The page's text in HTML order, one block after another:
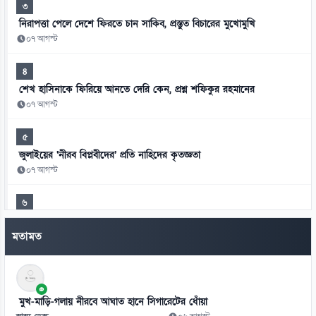
৩
নিরাপত্তা পেলে দেশে ফিরতে চান সাকিব, প্রস্তুত বিচারের মুখোমুখি
০৭ আগস্ট
৪
শেখ হাসিনাকে ফিরিয়ে আনতে দেরি কেন, প্রশ্ন শফিকুর রহমানের
০৭ আগস্ট
৫
জুলাইয়ের ‘নীরব বিপ্লবীদের’ প্রতি নাহিদের কৃতজ্ঞতা
০৭ আগস্ট
৬
এআইয়ের প্রভাবে উন্নত দেশে চাকরি হারানোর ঝুঁকি বেশি
০৭ আগস্ট
৭
গুজরাটের কূপে রহস্যময় ঢেউ, নেই ভূমিকম্পের শঙ্কা
০৭ আগস্ট
মতামত
মুখ-মাড়ি-গলায় নীরবে আঘাত হানে সিগারেটের ধোঁয়া